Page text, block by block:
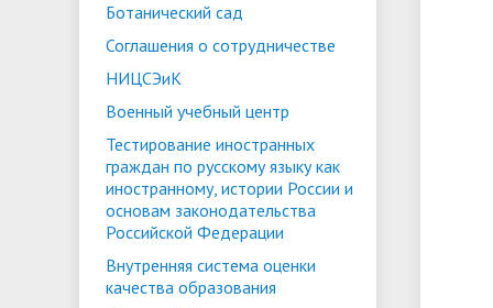
Ботанический сад
Соглашения о сотрудничестве
НИЦСЭиК
Военный учебный центр
Тестирование иностранных
граждан по русскому языку как
иностранному, истории России и
основам законодательства
Российской Федерации
Внутренняя система оценки
качества образования